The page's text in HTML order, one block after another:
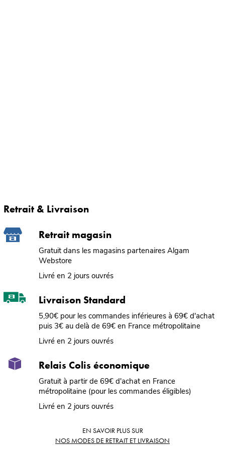
Retrait & Livraison
Retrait magasin
Gratuit dans les magasins partenaires Algam
Webstore
Livré en 2 jours ouvrés
Livraison Standard
5,90€ pour les commandes inférieures à 69€ d'achat
puis 3€ au delà de 69€ en France métropolitaine
Livré en 2 jours ouvrés
Relais Colis économique
Gratuit à partir de 69€ d'achat en France
métropolitaine (pour les commandes éligibles)
Livré en 2 jours ouvrés
EN SAVOIR PLUS SUR
NOS MODES DE RETRAIT ET LIVRAISON